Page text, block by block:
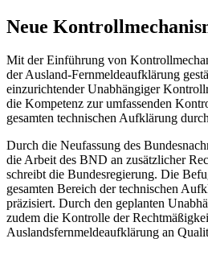
Neue
Mit der Einführung von
der Ausland-Fernmeldeaufklärung
einzurichtender Unabhängiger
die Kompetenz zur umfassenden
gesamten technischen Aufklärung
Durch die Neufassung des
die Arbeit des BND an zusätzlicher
schreibt die Bundesregierung. Die
gesamten Bereich der technischen
präzisiert. Durch den geplanten
zudem die Kontrolle der
Auslandsfernmeldeaufklärung an